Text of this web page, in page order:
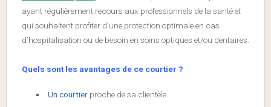
ayant régulièrement recours aux professionnels de la santé et
qui souhaitent profiter d’une protection optimale en cas
d’hospitalisation ou de besoin en soins optiques et/ou dentaires.
Quels sont les avantages de ce courtier ?
Un courtier proche de sa clientèle.